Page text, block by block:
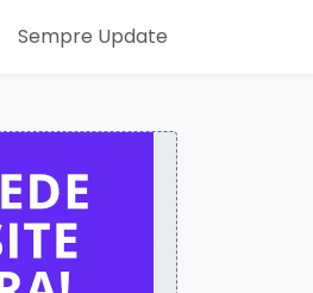
Sempre Update